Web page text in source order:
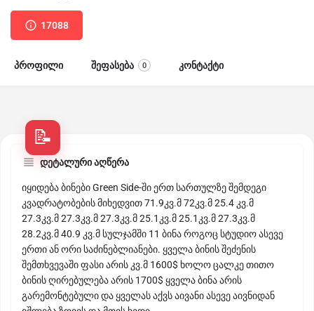
17088
პროფილი შეფასება 0 კონტაქტი
დეტალური აღწერა
იყიდება ბინები Green Side-ში ერთ სართულზე შემდეგი
კვადრატობების მიხედვით 71.9კვ.მ 72კვ.მ 25.4 კვ.მ
27.3კვ.მ 27.3კვ.მ 27.3კვ.მ 25.1კვ.მ 25.1კვ.მ 27.3კვ.მ
28.2კვ.მ 40.9 კვ.მ სულჯამში 11 ბინა როგოც სტუდიო ასევე
ერთი ან ორი საძინებლიანები. ყველა ბინის შეძენის
შემთხვევაში ფასი არის კვ.მ 1600$ ხოლო ცალკე თითო
ბინის ღირებულება არის 1700$ ყველა ბინა არის
გარემონტებული და ყველას აქვს აივანი ასევე აივნიდან